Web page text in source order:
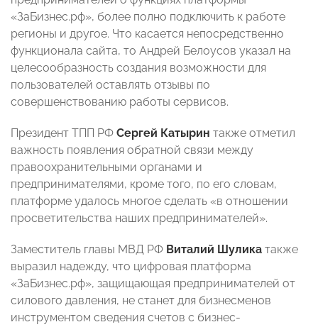
«ЗаБизнес.рф», более полно подключить к работе
регионы и другое. Что касается непосредственно
функционала сайта, то Андрей Белоусов указал на
целесообразность создания возможности для
пользователей оставлять отзывы по
совершенствованию работы сервисов.
Президент ТПП РФ Сергей Катырин также отметил
важность появления обратной связи между
правоохранительными органами и
предпринимателями, кроме того, по его словам,
платформе удалось многое сделать «в отношении
просветительства наших предпринимателей».
Заместитель главы МВД РФ Виталий Шулика также
выразил надежду, что цифровая платформа
«ЗаБизнес.рф», защищающая предпринимателей от
силового давления, не станет для бизнесменов
инструментом сведения счетов с бизнес-